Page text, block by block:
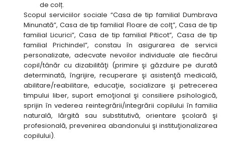
de colț.
Scopul serviciilor sociale “Casa de tip familial Dumbrava
Minunată”, Casa de tip familial Floare de colţ”, Casa de tip
familial Licurici”, Casa de tip familial Piticot”, Casa de tip
familial Prichindel”, constau în asigurarea de servicii
personalizate, adecvate nevoilor individuale ale fiecărui
copil/tânăr cu dizabilităţi (primire şi găzduire pe durată
determinată, îngrijire, recuperare şi asistenţă medicală,
abilitare/reabilitare, educaţie, socializare şi petrecerea
timpului liber, suport emoţional şi consiliere psihologică,
sprijin în vederea reintegrării/integrării copilului în familia
naturală, lărgită sau substitutivă, orientare şcolară şi
profesională, prevenirea abandonului şi instituţionalizarea
copilului).